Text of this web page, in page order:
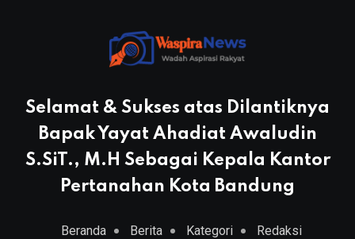
Selamat & Sukses atas Dilantiknya
Bapak Yayat Ahadiat Awaludin
S.SiT., M.H Sebagai Kepala Kantor
Pertanahan Kota Bandung
Beranda Berita Kategori Redaksi